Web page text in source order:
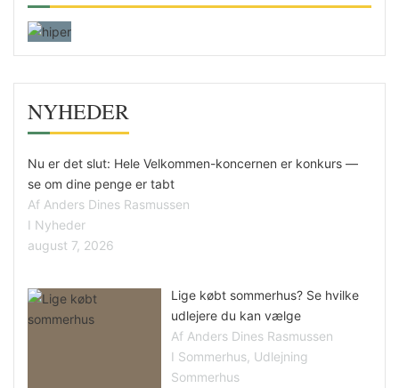
NYHEDER
Nu er det slut: Hele Velkommen-koncernen er konkurs —
se om dine penge er tabt
Af Anders Dines Rasmussen
I Nyheder
august 7, 2026
Lige købt sommerhus? Se hvilke
udlejere du kan vælge
Af Anders Dines Rasmussen
I Sommerhus, Udlejning
Sommerhus